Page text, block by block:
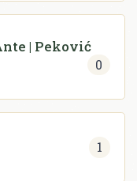
| Peković
0
1